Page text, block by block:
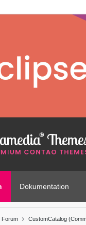
Dokumentation
Forum CustomCatalog